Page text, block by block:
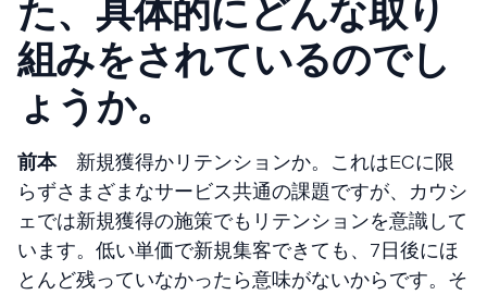
た、具体的にどんな取り
組みをされているのでし
ょうか。
前本新規獲得かリテンションか。これはECに限
らずさまざまなサービス共通の課題ですが、カウシ
ェでは新規獲得の施策でもリテンションを意識して
います。低い単価で新規集客できても、7日後にほ
とんど残っていなかったら意味がないからです。そ